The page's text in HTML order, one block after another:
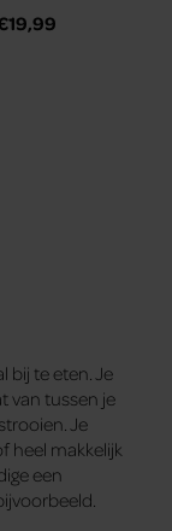
bij te eten. Je
van tussen je
Je
heel makkelijk
een